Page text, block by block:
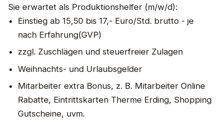
Sie erwartet als Produktionshelfer (m/w/d):
Einstieg ab 15,50 bis 17,- Euro/Std. brutto - je
nach Erfahrung(GVP)
zzgl. Zuschlägen und steuerfreier Zulagen
Weihnachts- und Urlaubsgelder
Mitarbeiter extra Bonus, z. B. Mitarbeiter Online
Rabatte, Eintrittskarten Therme Erding, Shopping
Gutscheine, uvm.